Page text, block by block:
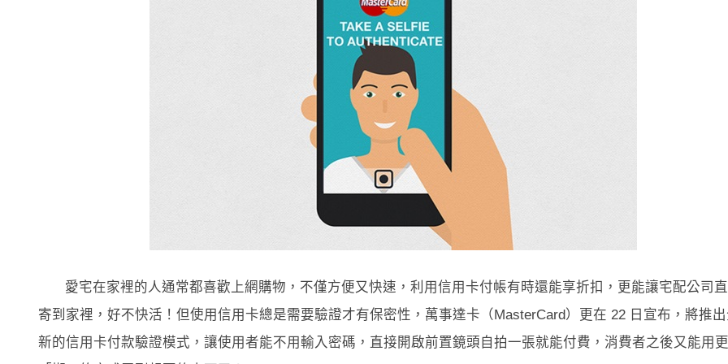
愛宅在家裡的人通常都喜歡上網購物，不僅方便又快速，利用信用卡付帳有時還能享折扣，更能讓宅配公司
寄到家裡，好不快活！但使用信用卡總是需要驗證才有保密性，萬事達卡（MasterCard）更在 22 日宣布，將推
新的信用卡付款驗證模式，讓使用者能不用輸入密碼，直接開啟前置鏡頭自拍一張就能付費，消費者之後又能用更